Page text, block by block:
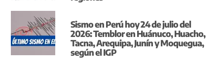
Sismo en Perú hoy 24 de julio del
2026: Temblor en Huánuco, Huacho,
Tacna, Arequipa, Junín y Moquegua,
según el IGP